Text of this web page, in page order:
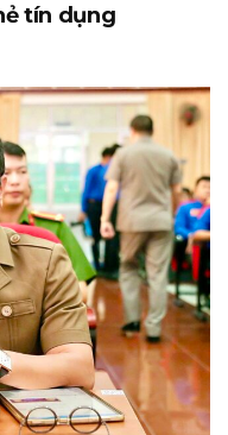
tín dụng